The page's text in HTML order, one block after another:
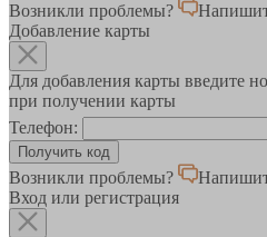
Возникли проблемы?
Добавление карты
Для добавления карты введите
при получении карты
Телефон:
Возникли проблемы?
Вход или регистрация